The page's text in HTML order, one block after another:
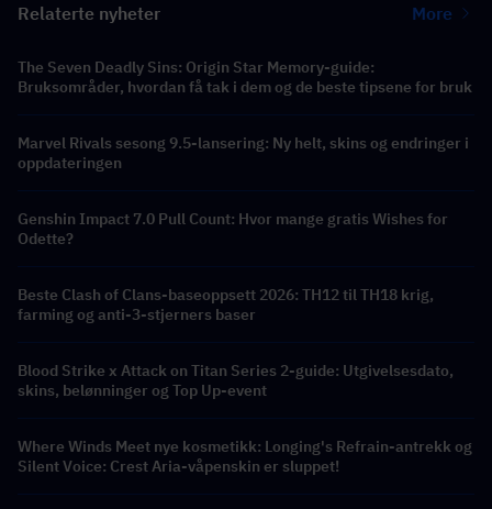
Relaterte nyheter More
The Seven Deadly Sins: Origin Star Memory-guide:
Bruksområder, hvordan få tak i dem og de beste tipsene for bruk
Marvel Rivals sesong 9.5-lansering: Ny helt, skins og endringer i
oppdateringen
Genshin Impact 7.0 Pull Count: Hvor mange gratis Wishes for
Odette?
Beste Clash of Clans-baseoppsett 2026: TH12 til TH18 krig,
farming og anti-3-stjerners baser
Blood Strike x Attack on Titan Series 2-guide: Utgivelsesdato,
skins, belønninger og Top Up-event
Where Winds Meet nye kosmetikk: Longing's Refrain-antrekk og
Silent Voice: Crest Aria-våpenskin er sluppet!